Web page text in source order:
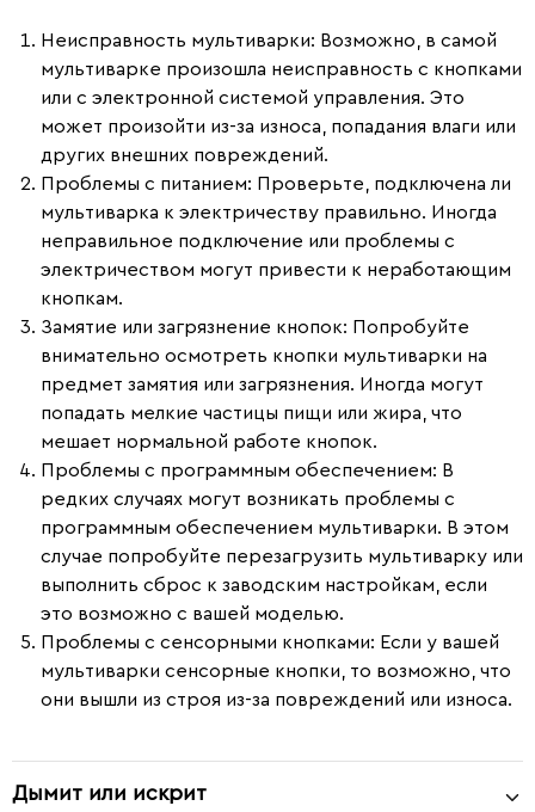
Неисправность мультиварки: Возможно, в самой
мультиварке произошла неисправность с кнопками
или с электронной системой управления. Это
может произойти из-за износа, попадания влаги или
других внешних повреждений.
Проблемы с питанием: Проверьте, подключена ли
мультиварка к электричеству правильно. Иногда
неправильное подключение или проблемы с
электричеством могут привести к неработающим
кнопкам.
Замятие или загрязнение кнопок: Попробуйте
внимательно осмотреть кнопки мультиварки на
предмет замятия или загрязнения. Иногда могут
попадать мелкие частицы пищи или жира, что
мешает нормальной работе кнопок.
Проблемы с программным обеспечением: В
редких случаях могут возникать проблемы с
программным обеспечением мультиварки. В этом
случае попробуйте перезагрузить мультиварку или
выполнить сброс к заводским настройкам, если
это возможно с вашей моделью.
Проблемы с сенсорными кнопками: Если у вашей
мультиварки сенсорные кнопки, то возможно, что
они вышли из строя из-за повреждений или износа.
Дымит или искрит